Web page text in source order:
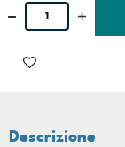
Descrizione